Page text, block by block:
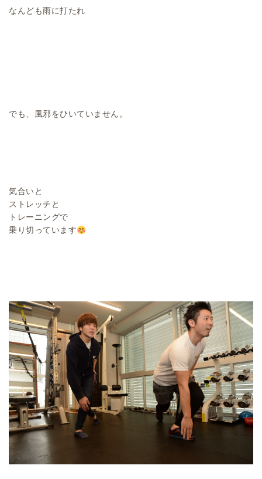
なんども雨に打たれ
でも、風邪をひいていません。
気合いと
ストレッチと
トレーニングで
乗り切っています